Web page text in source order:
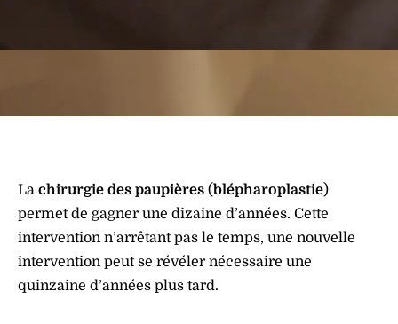
La chirurgie des paupières (blépharoplastie)
permet de gagner une dizaine d’années. Cette
intervention n’arrêtant pas le temps, une nouvelle
intervention peut se révéler nécessaire une
quinzaine d’années plus tard.